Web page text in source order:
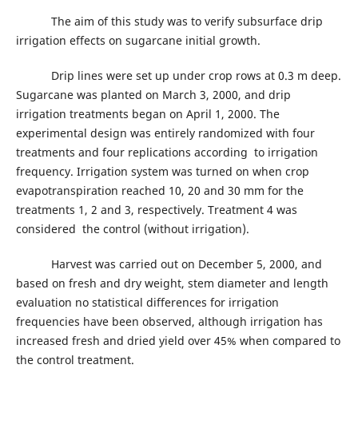
The aim of this study was to verify subsurface drip
irrigation effects on sugarcane initial growth.
Drip lines were set up under crop rows at 0.3 m deep.
Sugarcane was planted on March 3, 2000, and drip
irrigation treatments began on April 1, 2000. The
experimental design was entirely randomized with four
treatments and four replications according to irrigation
frequency. Irrigation system was turned on when crop
evapotranspiration reached 10, 20 and 30 mm for the
treatments 1, 2 and 3, respectively. Treatment 4 was
considered the control (without irrigation).
Harvest was carried out on December 5, 2000, and
based on fresh and dry weight, stem diameter and length
evaluation no statistical differences for irrigation
frequencies have been observed, although irrigation has
increased fresh and dried yield over 45% when compared to
the control treatment.